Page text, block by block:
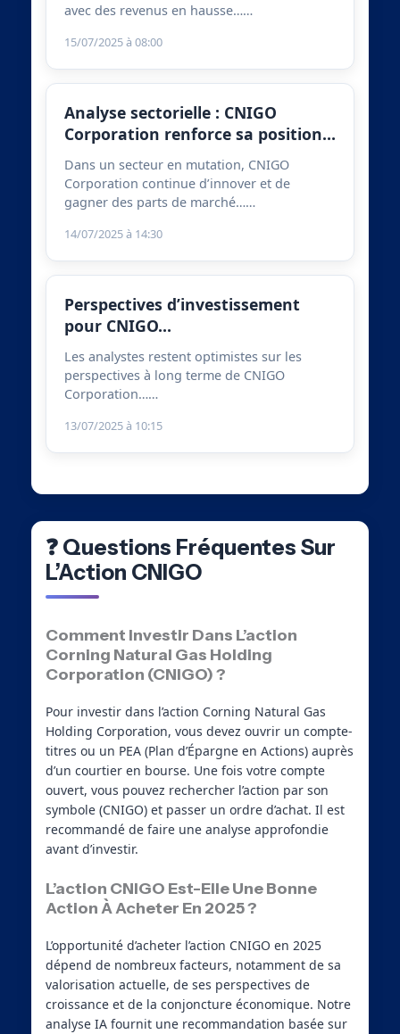
avec des revenus en hausse……
15/07/2025 à 08:00
Analyse sectorielle : CNIGO
Corporation renforce sa position…
Dans un secteur en mutation, CNIGO
Corporation continue d’innover et de
gagner des parts de marché……
14/07/2025 à 14:30
Perspectives d’investissement
pour CNIGO…
Les analystes restent optimistes sur les
perspectives à long terme de CNIGO
Corporation……
13/07/2025 à 10:15
❓ Questions Fréquentes Sur
L’Action CNIGO
Comment Investir Dans L’action
Corning Natural Gas Holding
Corporation (CNIGO) ?
Pour investir dans l’action Corning Natural Gas
Holding Corporation, vous devez ouvrir un compte-
titres ou un PEA (Plan d’Épargne en Actions) auprès
d’un courtier en bourse. Une fois votre compte
ouvert, vous pouvez rechercher l’action par son
symbole (CNIGO) et passer un ordre d’achat. Il est
recommandé de faire une analyse approfondie
avant d’investir.
L’action CNIGO Est-Elle Une Bonne
Action À Acheter En 2025 ?
L’opportunité d’acheter l’action CNIGO en 2025
dépend de nombreux facteurs, notamment de sa
valorisation actuelle, de ses perspectives de
croissance et de la conjoncture économique. Notre
analyse IA fournit une recommandation basée sur